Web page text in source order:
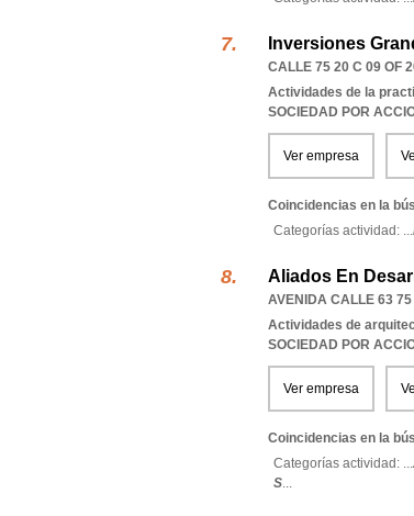
Inversiones
CALLE 75 20 C 09 OF
Actividades de la
SOCIEDAD POR
Ver empresa
Coincidencias en la
Categorías actividad: ...
Aliados En
AVENIDA CALLE 63
Actividades de
SOCIEDAD POR
Ver empresa
Coincidencias en la
Categorías actividad: ...
S...